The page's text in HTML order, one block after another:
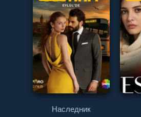
Наследник